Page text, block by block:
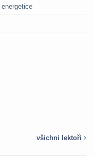
všichni lektoři